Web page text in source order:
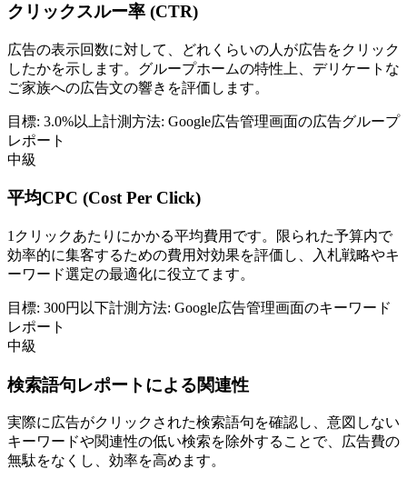
クリックスルー率 (CTR)
広告の表示回数に対して、どれくらいの人が広告をクリック
したかを示します。グループホームの特性上、デリケートな
ご家族への広告文の響きを評価します。
目標: 3.0%以上計測方法: Google広告管理画面の広告グループ
レポート
中級
平均CPC (Cost Per Click)
1クリックあたりにかかる平均費用です。限られた予算内で
効率的に集客するための費用対効果を評価し、入札戦略やキ
ーワード選定の最適化に役立てます。
目標: 300円以下計測方法: Google広告管理画面のキーワード
レポート
中級
検索語句レポートによる関連性
実際に広告がクリックされた検索語句を確認し、意図しない
キーワードや関連性の低い検索を除外することで、広告費の
無駄をなくし、効率を高めます。